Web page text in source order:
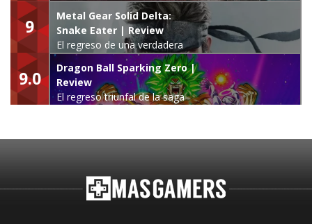
9
Metal Gear Solid Delta:
Snake Eater | Review
El regreso de una verdadera
leyenda
9.0
Dragon Ball Sparking Zero |
Review
El regreso triunfal de la saga